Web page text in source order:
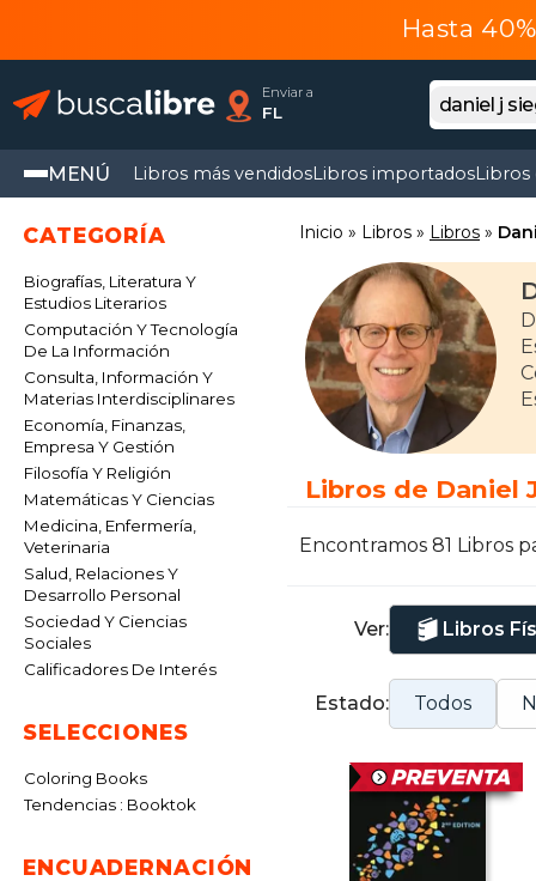
Hasta
Enviar a
FL
MENÚ Libros más vendidosLibros importadosLibros
CATEGORÍA
Biografías, Literatura Y
Estudios Literarios
Computación Y Tecnología
De La Información
Consulta, Información Y
Materias Interdisciplinares
Economía, Finanzas,
Empresa Y Gestión
Filosofía Y Religión
Matemáticas Y Ciencias
Medicina, Enfermería,
Veterinaria
Salud, Relaciones Y
Desarrollo Personal
Sociedad Y Ciencias
Sociales
Calificadores De Interés
SELECCIONES
Coloring Books
Tendencias : Booktok
ENCUADERNACIÓN
Inicio Libros Libros
Libros de Daniel
Encontramos 81 Libros
Ver: Libros
Estado: Todos